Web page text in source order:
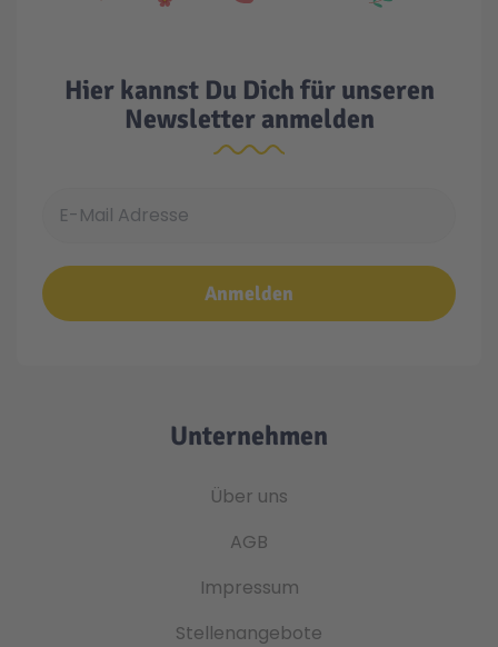
Hier kannst Du Dich für unseren
Newsletter anmelden
Anmelden
Unternehmen
Über uns
AGB
Impressum
Stellenangebote